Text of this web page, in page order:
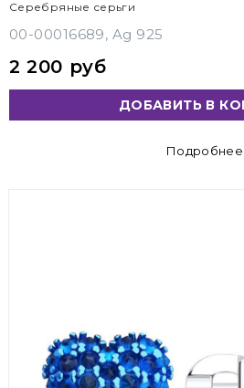
Серебряные серьги
00-00016689, Ag 925
2 200 руб
ДОБАВИТЬ В
Подробнее